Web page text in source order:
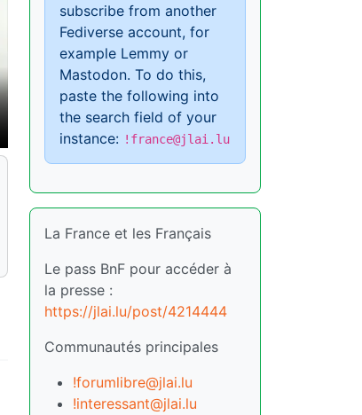
subscribe from another
Fediverse account, for
example Lemmy or
Mastodon. To do this,
paste the following into
the search field of your
instance: !france@jlai.lu
La France et les Français
Le pass BnF pour accéder à
la presse :
https://jlai.lu/post/4214444
Communautés principales
!forumlibre@jlai.lu
!interessant@jlai.lu